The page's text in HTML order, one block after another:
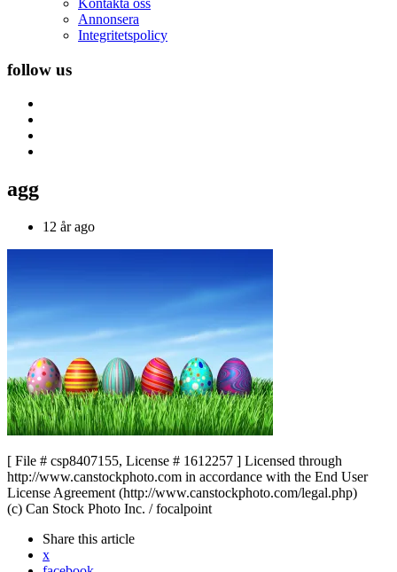
Kontakta oss
Annonsera
Integritetspolicy
follow us
agg
12 år ago
[ File # csp8407155, License # 1612257 ] Licensed through
http://www.canstockphoto.com in accordance with the End User
License Agreement (http://www.canstockphoto.com/legal.php)
(c) Can Stock Photo Inc. / focalpoint
Share this article
x